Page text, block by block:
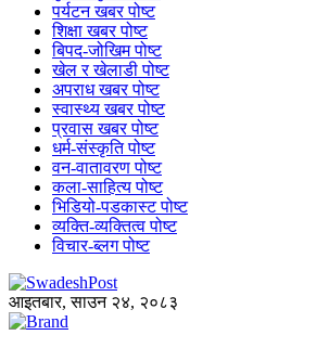
पर्यटन खबर पोष्ट
शिक्षा खबर पोष्ट
बिपद-जोखिम पोष्ट
खेल र खेलाडी पोष्ट
अपराध खबर पोष्ट
स्वास्थ्य खबर पोष्ट
प्रवास खबर पोष्ट
धर्म-संस्कृति पोष्ट
वन-वातावरण पोष्ट
कला-साहित्य पोष्ट
भिडियो-पडकास्ट पोष्ट
व्यक्ति-व्यक्तित्व पोष्ट
विचार-ब्लग पोष्ट
आइतबार, साउन २४, २०८३